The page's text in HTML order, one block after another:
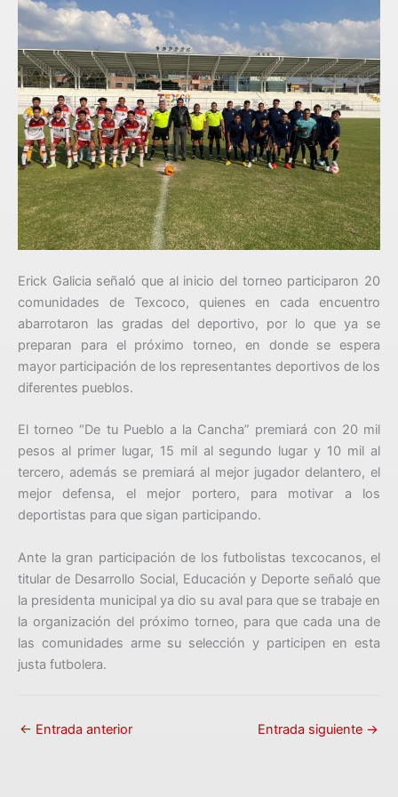
Erick Galicia señaló que al inicio del torneo participaron 20
comunidades de Texcoco, quienes en cada encuentro
abarrotaron las gradas del deportivo, por lo que ya se
preparan para el próximo torneo, en donde se espera
mayor participación de los representantes deportivos de los
diferentes pueblos.
El torneo “De tu Pueblo a la Cancha” premiará con 20 mil
pesos al primer lugar, 15 mil al segundo lugar y 10 mil al
tercero, además se premiará al mejor jugador delantero, el
mejor defensa, el mejor portero, para motivar a los
deportistas para que sigan participando.
Ante la gran participación de los futbolistas texcocanos, el
titular de Desarrollo Social, Educación y Deporte señaló que
la presidenta municipal ya dio su aval para que se trabaje en
la organización del próximo torneo, para que cada una de
las comunidades arme su selección y participen en esta
justa futbolera.
← Entrada anterior Entrada siguiente →